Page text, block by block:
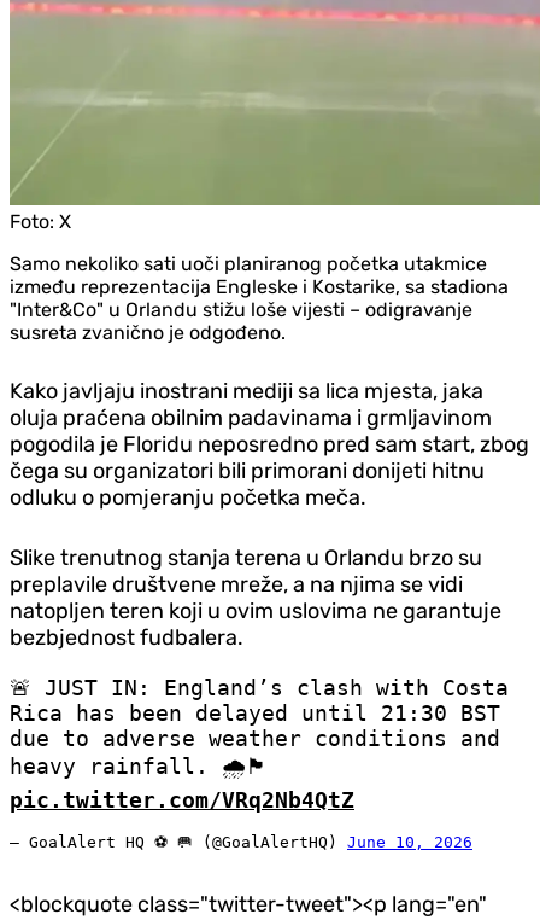
Foto: X
Samo nekoliko sati uoči planiranog početka utakmice
između reprezentacija Engleske i Kostarike, sa stadiona
"Inter&Co" u Orlandu stižu loše vijesti – odigravanje
susreta zvanično je odgođeno.
Kako javljaju inostrani mediji sa lica mjesta, jaka
oluja praćena obilnim padavinama i grmljavinom
pogodila je Floridu neposredno pred sam start, zbog
čega su organizatori bili primorani donijeti hitnu
odluku o pomjeranju početka meča.
Slike trenutnog stanja terena u Orlandu brzo su
preplavile društvene mreže, a na njima se vidi
natopljen teren koji u ovim uslovima ne garantuje
bezbjednost fudbalera.
🚨 JUST IN: England’s clash with Costa
Rica has been delayed until 21:30 BST
due to adverse weather conditions and
heavy rainfall. 🌧️🏴
pic.twitter.com/VRq2Nb4QtZ
— GoalAlert HQ ⚽️ 🥅 (@GoalAlertHQ) June 10, 2026
<blockquote class="twitter-tweet"><p lang="en"